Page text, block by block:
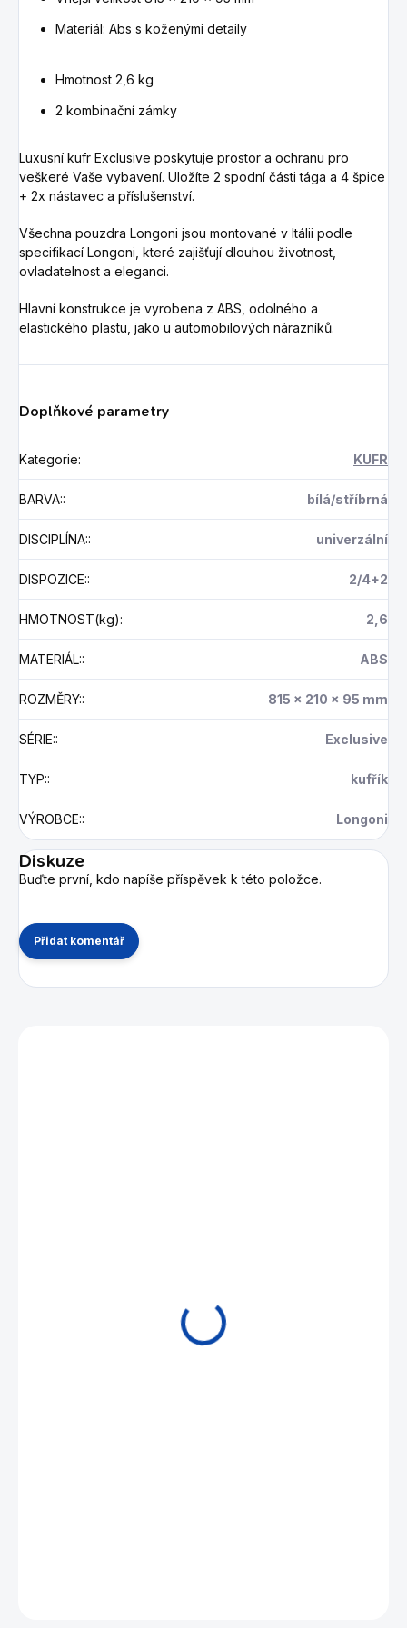
Materiál: Abs s koženými detaily
Hmotnost 2,6 kg
2 kombinační zámky
Luxusní kufr Exclusive poskytuje prostor a ochranu pro
veškeré Vaše vybavení. Uložíte 2 spodní části tága a 4 špice
+ 2x nástavec a příslušenství.
Všechna pouzdra Longoni jsou montované v Itálii podle
specifikací Longoni, které zajišťují dlouhou životnost,
ovladatelnost a eleganci.
Hlavní konstrukce je vyrobena z ABS, odolného a
elastického plastu, jako u automobilových nárazníků.
Doplňkové parametry
Kategorie: KUFR
BARVA:: bílá/stříbrná
DISCIPLÍNA:: univerzální
DISPOZICE:: 2/4+2
HMOTNOST(kg): 2,6
MATERIÁL:: ABS
ROZMĚRY:: 815 x 210 x 95 mm
SÉRIE:: Exclusive
TYP:: kufřík
VÝROBCE:: Longoni
Diskuze
Buďte první, kdo napíše příspěvek k této položce.
Přidat komentář